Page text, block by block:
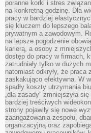
poranne korki i stres
na konkretną godzinę. Dla
pracy w bardziej
się kluczem do lepszego
prywatnym a zawodowym.
na lepsze pogodzenie
karierą, a osoby z
dostęp do pracy w firmach,
zatrudniały tylko w dużych
natomiast odkryły, że praca
zaskakująco efektywna. W
spadły koszty utrzymania
„dla zasady” zmniejszyła
bardziej treściwych
strony pojawiły się nowe
zaangażowania zespołu,
organizacyjną oraz